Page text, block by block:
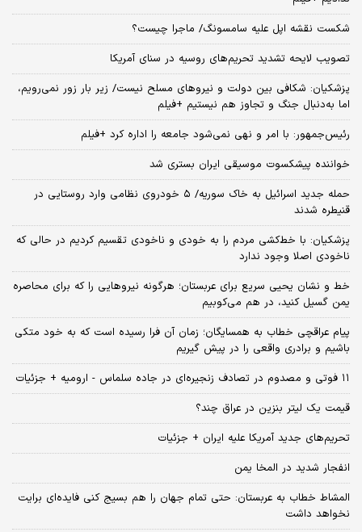
شکست نقشه اپل علیه سامسونگ/ ماجرا چیست؟
تصویب لایحه تشدید تحریم‌های روسیه در سنای آمریکا
پزشکیان: شکافی بین دولت و نیروهای مسلح نیست/ زیر بار زور نمی‌رویم،
اما به‌دنبال جنگ و تجاوز هم نیستیم +فیلم
رئیس‌جمهور: با امر و نهی نمی‌شود جامعه را اداره کرد +فیلم
خواننده پیشکسوت موسیقی ایران بستری شد
حمله جدید اسرائیل به خاک سوریه/ ۵ خودروی نظامی وارد روستایی در
قنیطره شدند
پزشکیان: با خط‌کشی مردم را به خودی و ناخودی تقسیم کردیم در حالی که
ناخودی اصلا وجود ندارد
خط و نشان یحیی سریع برای عربستان؛ هرگونه نیروهایی را که برای محاصره
یمن گسیل کنید، در هم می‌کوبیم
پیام عراقچی خطاب به همسایگان؛ زمان آن فرا رسیده است که به خود متکی
باشیم و برادری واقعی را در پیش گیریم
۱۱ فوتی و مصدوم در تصادف زنجیره‌ای در جاده سلماس - ارومیه + جزئیات
قیمت یک لیتر بنزین در عراق چند؟
تحریم‌های جدید آمریکا علیه ایران + جزئیات
انفجار شدید در المخا یمن
المشاط خطاب به عربستان: حتی تمام جهان را هم بسیج کنی فایده‌ای برایت
نخواهد داشت